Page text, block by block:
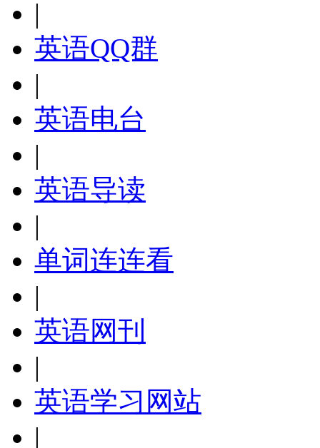
|
英语QQ群
|
英语电台
|
英语导读
|
单词连连看
|
英语网刊
|
英语学习网站
|